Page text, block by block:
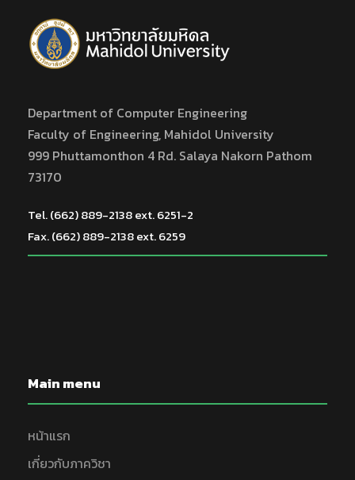
Department of Computer Engineering
Faculty of Engineering, Mahidol University
999 Phuttamonthon 4 Rd. Salaya Nakorn Pathom
73170
Tel. (662) 889-2138 ext. 6251-2
Fax. (662) 889-2138 ext. 6259
Main menu
หน้าแรก
เกี่ยวกับภาควิชา